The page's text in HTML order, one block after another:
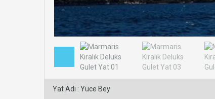
Yat Adı : Yüce Bey